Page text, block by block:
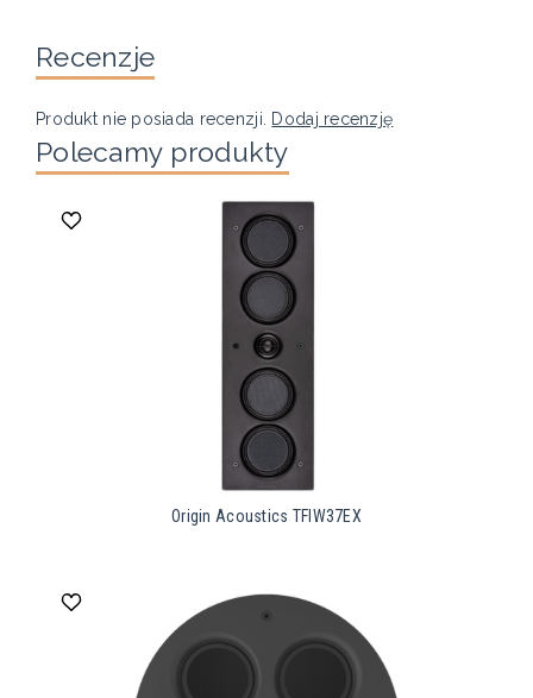
Recenzje
Produkt nie posiada recenzji. Dodaj recenzję
Polecamy produkty
Origin Acoustics TFIW37EX